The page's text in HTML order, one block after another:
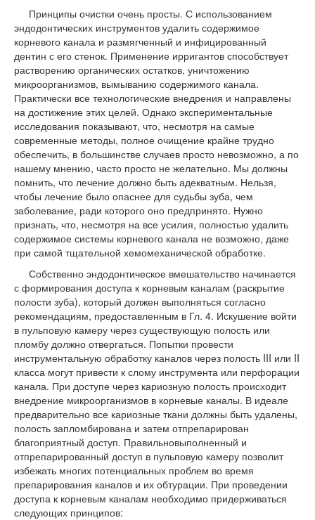
Принципы очистки очень просты. С использованием
эндодонтических инструментов удалить содержимое
корневого канала и размягченный и инфицированный
дентин с его стенок. Применение ирригантов способствует
растворению органических остатков, уничтожению
микроорганизмов, вымыванию содержимого канала.
Практически все технологические внедрения и направлены
на достижение этих целей. Однако экспериментальные
исследования показывают, что, несмотря на самые
современные методы, полное очищение крайне трудно
обеспечить, в большинстве случаев просто невозможно, а по
нашему мнению, часто просто не желательно. Мы должны
помнить, что лечение должно быть адекватным. Нельзя,
чтобы лечение было опаснее для судьбы зуба, чем
заболевание, ради которого оно предпринято. Нужно
признать, что, несмотря на все усилия, полностью удалить
содержимое системы корневого канала не возможно, даже
при самой тщательной хемомеханической обработке.
Собственно эндодонтическое вмешательство начинается
с формирования доступа к корневым каналам (раскрытие
полости зуба), который должен выполняться согласно
рекомендациям, предоставленным в Гл. 4. Искушение войти
в пульповую камеру через существующую полость или
пломбу должно отвергаться. Попытки провести
инструментальную обработку каналов через полость III или II
класса могут привести к слому инструмента или перфорации
канала. При доступе через кариозную полость происходит
внедрение микроорганизмов в корневые каналы. В идеале
предварительно все кариозные ткани должны быть удалены,
полость запломбирована и затем отпрепарирован
благоприятный доступ. Правильновыполненный и
отпрепарированный доступ в пульповую камеру позволит
избежать многих потенциальных проблем во время
препарирования каналов и их обтурации. При проведении
доступа к корневым каналам необходимо придерживаться
следующих принципов: